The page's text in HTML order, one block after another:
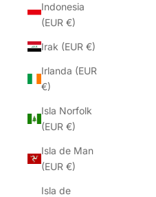
Indonesia
(EUR €)
Irak (EUR €)
Irlanda (EUR
€)
Isla Norfolk
(EUR €)
Isla de Man
(EUR €)
Isla de